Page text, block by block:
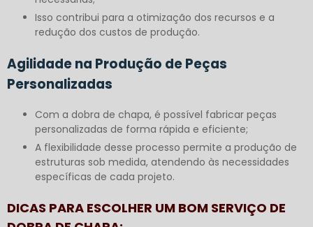
Isso contribui para a otimização dos recursos e a
redução dos custos de produção.
Agilidade na Produção de Peças
Personalizadas
Com a dobra de chapa, é possível fabricar peças
personalizadas de forma rápida e eficiente;
A flexibilidade desse processo permite a produção de
estruturas sob medida, atendendo às necessidades
específicas de cada projeto.
DICAS PARA ESCOLHER UM BOM SERVIÇO DE